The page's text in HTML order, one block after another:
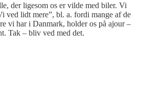
der ligesom os er vilde med biler. Vi
ved lidt mere”, bl. a. fordi mange af de
vi har i Danmark, holder os på ajour –
Tak – bliv ved med det.